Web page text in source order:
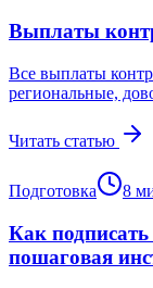
Выплаты
Все выплаты
региональные,
Читать статью
Подготовка 8
Как
пошаговая